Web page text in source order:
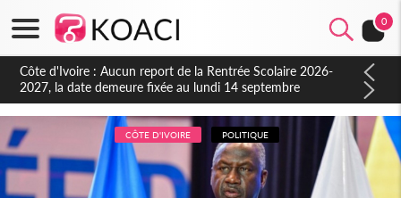
0
Côte d'Ivoire : Indépendance à Blahou, le sous-préfet : « La
fête nous invite à mesurer le chemin parcouru et à renouveler
notre engagement collectif en faveur du développement »
CÔTE D'IVOIRE POLITIQUE